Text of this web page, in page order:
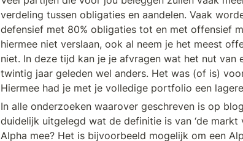
verdeling tussen obligaties en aandelen. Vaak
defensief met 80% obligaties tot en met offensief
hiermee niet verslaan, ook al neem je het meest
niet. In deze tijd kan je je afvragen wat het nut van
twintig jaar geleden wel anders. Het was (of is)
Hiermee had je met je volledige portfolio een
In alle onderzoeken waarover geschreven is op
duidelijk uitgelegd wat de definitie is van ‘de markt
Alpha mee? Het is bijvoorbeeld mogelijk om een